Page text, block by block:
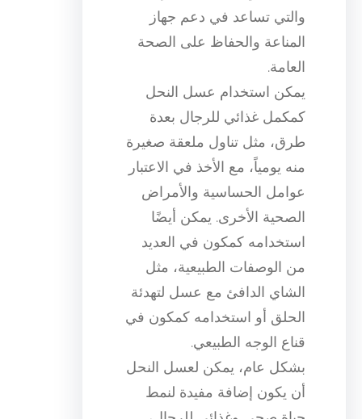
والتي تساعد في دعم جهاز
المناعة والحفاظ على الصحة
العامة.
يمكن استخدام عسل النحل
كمكمل غذائي للرجال بعدة
طرق، مثل تناول ملعقة صغيرة
منه يومياً، مع الأخذ في الاعتبار
عوامل الحساسية والأمراض
الصحية الأخرى. يمكن أيضًا
استخدامه كمكون في العديد
من الوصفات الطبيعية، مثل
الشاي الدافئ مع عسل لتهدئة
الحلق أو استخدامه كمكون في
قناع الوجه الطبيعي.
بشكل عام، يمكن لعسل النحل
أن يكون إضافة مفيدة لنمط